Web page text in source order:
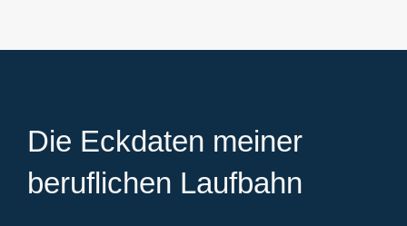
Die Eckdaten meiner
beruflichen Laufbahn